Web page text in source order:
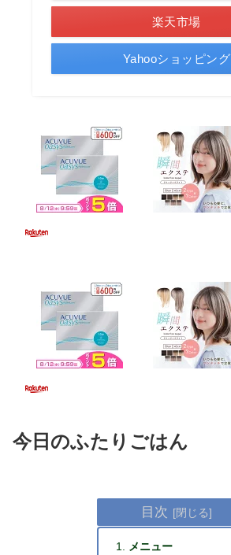
楽天市場
Yahooショッピング
今日のふたりごはん
目次
メニュー